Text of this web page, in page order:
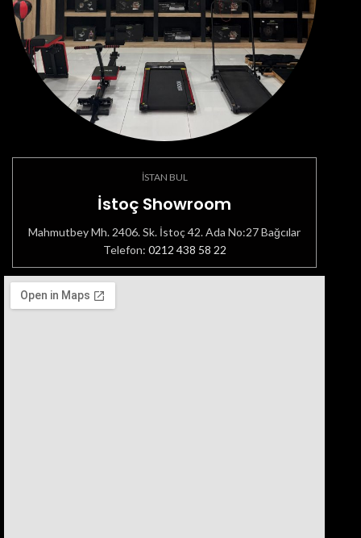
İSTAN BUL
İstoç Showroom
Mahmutbey Mh. 2406. Sk. İstoç 42. Ada No:27 Bağcılar
Telefon: 0212 438 58 22